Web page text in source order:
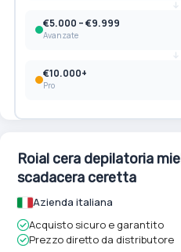
€5.000 – €9.999
Avanzate
€10.000+
Pro
Roial cera depilatoria
scadacera ceretta
Azienda italiana
Acquisto sicuro e garantito
Prezzo diretto da distributore